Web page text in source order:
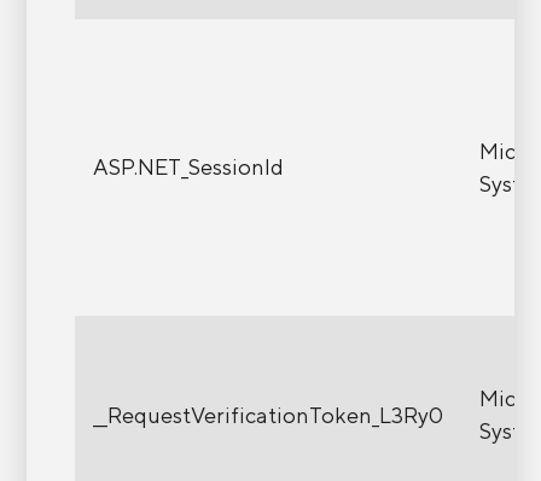
ASP.NET_SessionId
__RequestVerificationToken_L3Ry0